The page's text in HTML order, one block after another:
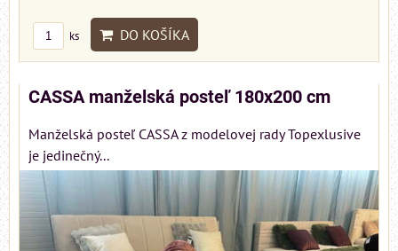
ks DO KOŠÍKA
CASSA manželská posteľ 180x200 cm
Manželská posteľ CASSA z modelovej rady Topexlusive
je jedinečný...